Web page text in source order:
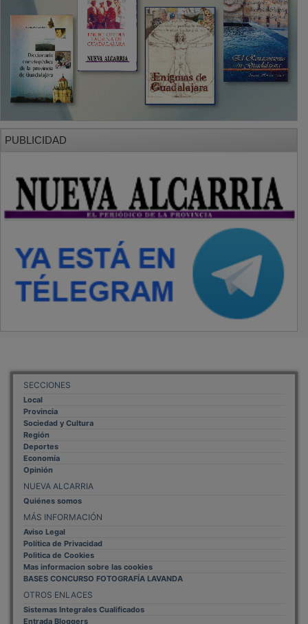
SECCIONES
Local
Provincia
Sociedad y Cultura
Región
Deportes
Economía
Opinión
NUEVA ALCARRIA
Quiénes somos
MÁS INFORMACIÓN
Aviso Legal
Política de Privacidad
Politica de Cookies
Mas informacion sobre las cookies
BASES CONCURSO FOTOGRAFÍA LAVANDA
Sistemas Integrales Cualificados
Entrada Bloggers